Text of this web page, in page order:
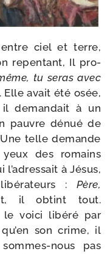
ciel et terre,
repen­tant, Il pro­
tu seras avec
Elle avait été osée,
deman­dait à un
pauvre dénué de
telle demande
des romains
à Jésus,
: Père,
il obtint tout.
le voi­ci libé­ré par
son crime, il
​nous pas